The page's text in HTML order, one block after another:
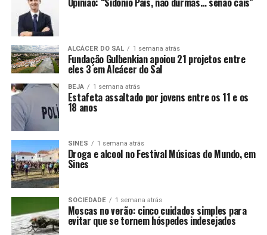
ALCÁCER DO SAL 1 semana atrás
Fundação Gulbenkian apoiou 21 projetos entre
eles 3 em Alcácer do Sal
BEJA 1 semana atrás
Estafeta assaltado por jovens entre os 11 e os
18 anos
SINES 1 semana atrás
Droga e alcool no Festival Músicas do Mundo, em
Sines
SOCIEDADE 1 semana atrás
Moscas no verão: cinco cuidados simples para
evitar que se tornem hóspedes indesejados